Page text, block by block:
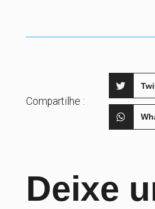
Compartilhe :
Deixe